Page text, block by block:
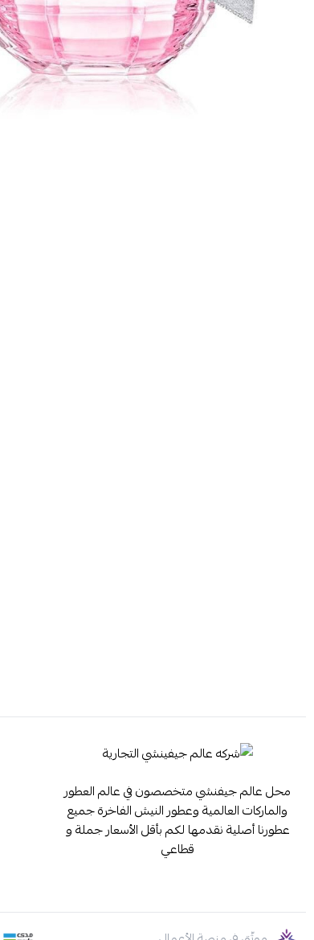
محل عالم جيفنشي متخصصون في عالم العطور
والماركات العالمية وعطور النيش الفاخرة جميع
عطورنا أصلية نقدمها لكم بأقل الأسعار جملة و
قطاعي